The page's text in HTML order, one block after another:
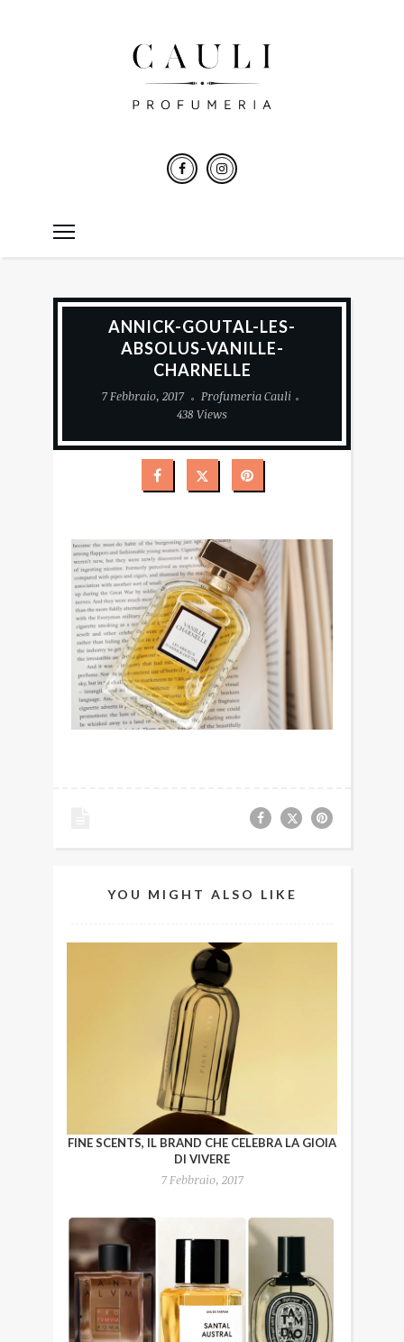
ANNICK-GOUTAL-LES-
ABSOLUS-VANILLE-
CHARNELLE
7 Febbraio, 2017
Profumeria Cauli
438 Views
YOU MIGHT ALSO LIKE
FINE SCENTS, IL BRAND CHE CELEBRA LA GIOIA
DI VIVERE
7 Febbraio, 2017